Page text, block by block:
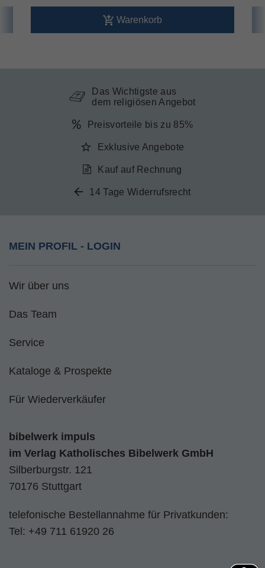
Warenkorb
Das Wichtigste aus
dem religiösen Angebot
Preisvorteile bis zu 85%
Exklusive Angebote
Kauf auf Rechnung
14 Tage Widerrufsrecht
MEIN PROFIL - LOGIN
Wir über uns
Das Team
Service
Kataloge & Prospekte
Für Wiederverkäufer
bibelwerk impuls
im Verlag Katholisches Bibelwerk GmbH
Silberburgstr. 121
70176 Stuttgart
telefonische Bestellannahme für Privatkunden:
Tel: +49 711 61920 26